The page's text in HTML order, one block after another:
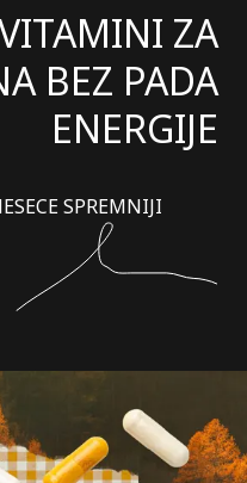
ZA
BEZ PADA
ENERGIJE
SPREMNIJI